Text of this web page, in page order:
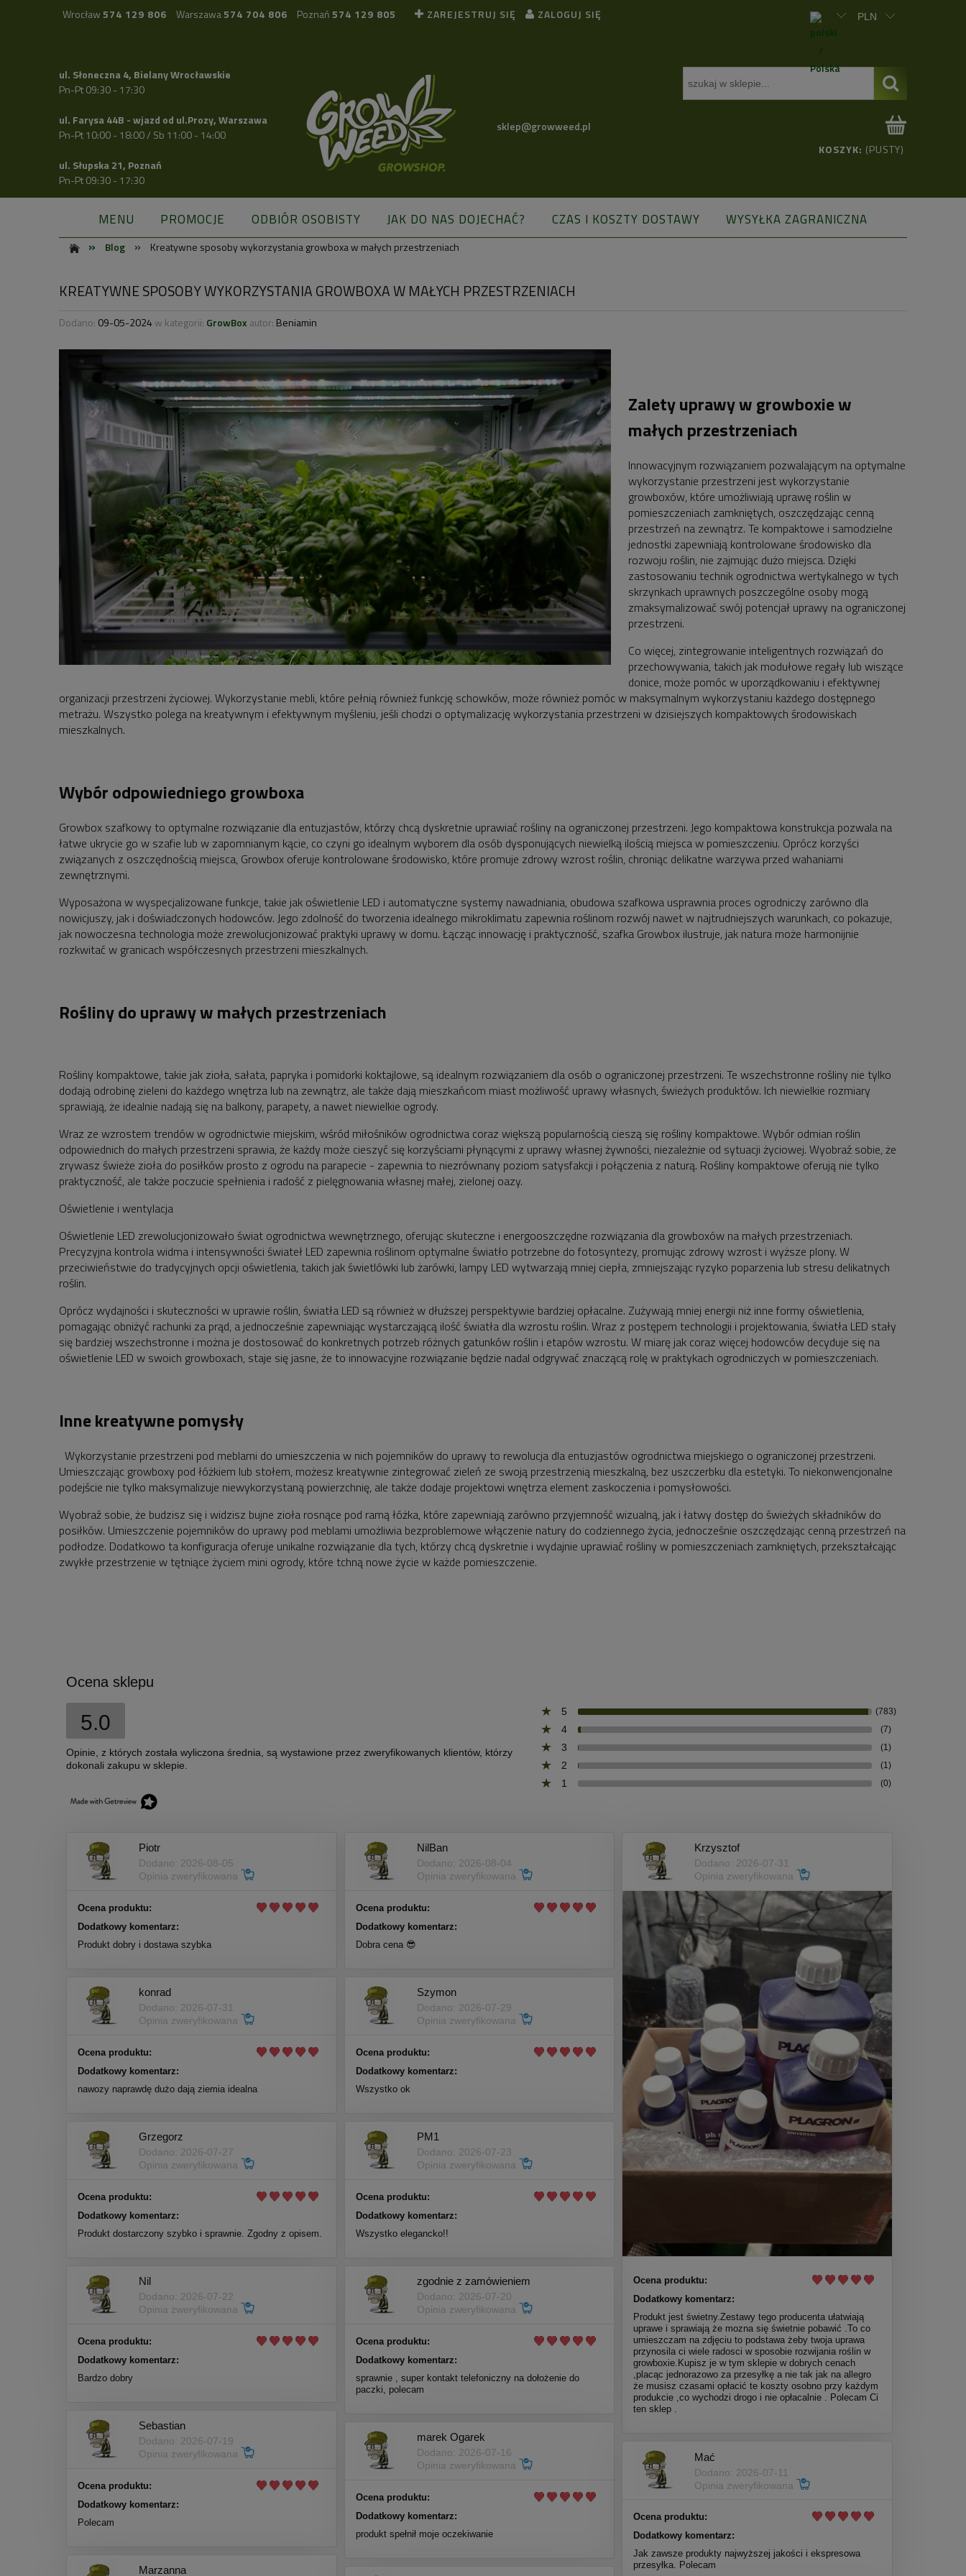
Wrocław 574 129 806 Warszawa574 704 806 Poznań 574 129 805 ZAREJESTRUJ SIĘ ZALOGUJ SIĘ
ul. Słoneczna 4, Bielany Wrocławskie
Pn-Pt 09:30 - 17:30
ul. Farysa 44B - wjazd od ul.Prozy, Warszawa
Pn-Pt 10:00 - 18:00 / Sb 11:00 - 14:00
ul. Słupska 21, Poznań
Pn-Pt 09:30 - 17:30
sklep@growweed.pl
KOSZYK: (PUSTY)
MENU PROMOCJE ODBIÓR OSOBISTY JAK DO NAS DOJECHAĆ? CZAS I KOSZTY DOSTAWY
WYSYŁKA ZAGRANICZNA
» Blog » Kreatywne sposoby wykorzystania growboxa w małych przestrzeniach
KREATYWNE SPOSOBY WYKORZYSTANIA GROWBOXA W MAŁYCH PRZESTRZENIACH
Dodano: 09-05-2024 w kategorii: GrowBox autor: Beniamin
Zalety uprawy w growboxie w
małych przestrzeniach
Innowacyjnym rozwiązaniem pozwalającym na optymalne
wykorzystanie przestrzeni jest wykorzystanie
growboxów, które umożliwiają uprawę roślin w
pomieszczeniach zamkniętych, oszczędzając cenną
przestrzeń na zewnątrz. Te kompaktowe i samodzielne
jednostki zapewniają kontrolowane środowisko dla
rozwoju roślin, nie zajmując dużo miejsca. Dzięki
zastosowaniu technik ogrodnictwa wertykalnego w tych
skrzynkach uprawnych poszczególne osoby mogą
zmaksymalizować swój potencjał uprawy na ograniczonej
przestrzeni.
Co więcej, zintegrowanie inteligentnych rozwiązań do
przechowywania, takich jak modułowe regały lub wiszące
donice, może pomóc w uporządkowaniu i efektywnej
organizacji przestrzeni życiowej. Wykorzystanie mebli, które pełnią również funkcję schowków, może również pomóc w maksymalnym wykorzystaniu każdego dostępnego
metrażu. Wszystko polega na kreatywnym i efektywnym myśleniu, jeśli chodzi o optymalizację wykorzystania przestrzeni w dzisiejszych kompaktowych środowiskach
mieszkalnych.
Wybór odpowiedniego growboxa
Growbox szafkowy to optymalne rozwiązanie dla entuzjastów, którzy chcą dyskretnie uprawiać rośliny na ograniczonej przestrzeni. Jego kompaktowa konstrukcja pozwala na
łatwe ukrycie go w szafie lub w zapomnianym kącie, co czyni go idealnym wyborem dla osób dysponujących niewielką ilością miejsca w pomieszczeniu. Oprócz korzyści
związanych z oszczędnością miejsca, Growbox oferuje kontrolowane środowisko, które promuje zdrowy wzrost roślin, chroniąc delikatne warzywa przed wahaniami
zewnętrznymi.
Wyposażona w wyspecjalizowane funkcje, takie jak oświetlenie LED i automatyczne systemy nawadniania, obudowa szafkowa usprawnia proces ogrodniczy zarówno dla
nowicjuszy, jak i doświadczonych hodowców. Jego zdolność do tworzenia idealnego mikroklimatu zapewnia roślinom rozwój nawet w najtrudniejszych warunkach, co pokazuje,
jak nowoczesna technologia może zrewolucjonizować praktyki uprawy w domu. Łącząc innowację i praktyczność, szafka Growbox ilustruje, jak natura może harmonijnie
rozkwitać w granicach współczesnych przestrzeni mieszkalnych.
Rośliny do uprawy w małych przestrzeniach
Rośliny kompaktowe, takie jak zioła, sałata, papryka i pomidorki koktajlowe, są idealnym rozwiązaniem dla osób o ograniczonej przestrzeni. Te wszechstronne rośliny nie tylko
dodają odrobinę zieleni do każdego wnętrza lub na zewnątrz, ale także dają mieszkańcom miast możliwość uprawy własnych, świeżych produktów. Ich niewielkie rozmiary
sprawiają, że idealnie nadają się na balkony, parapety, a nawet niewielkie ogrody.
Wraz ze wzrostem trendów w ogrodnictwie miejskim, wśród miłośników ogrodnictwa coraz większą popularnością cieszą się rośliny kompaktowe. Wybór odmian roślin
odpowiednich do małych przestrzeni sprawia, że każdy może cieszyć się korzyściami płynącymi z uprawy własnej żywności, niezależnie od sytuacji życiowej. Wyobraź sobie, że
zrywasz świeże zioła do posiłków prosto z ogrodu na parapecie - zapewnia to niezrównany poziom satysfakcji i połączenia z naturą. Rośliny kompaktowe oferują nie tylko
praktyczność, ale także poczucie spełnienia i radość z pielęgnowania własnej małej, zielonej oazy.
Oświetlenie i wentylacja
Oświetlenie LED zrewolucjonizowało świat ogrodnictwa wewnętrznego, oferując skuteczne i energooszczędne rozwiązania dla growboxów na małych przestrzeniach.
Precyzyjna kontrola widma i intensywności świateł LED zapewnia roślinom optymalne światło potrzebne do fotosyntezy, promując zdrowy wzrost i wyższe plony. W
przeciwieństwie do tradycyjnych opcji oświetlenia, takich jak świetlówki lub żarówki, lampy LED wytwarzają mniej ciepła, zmniejszając ryzyko poparzenia lub stresu delikatnych
roślin.
Oprócz wydajności i skuteczności w uprawie roślin, światła LED są również w dłuższej perspektywie bardziej opłacalne. Zużywają mniej energii niż inne formy oświetlenia,
pomagając obniżyć rachunki za prąd, a jednocześnie zapewniając wystarczającą ilość światła dla wzrostu roślin. Wraz z postępem technologii i projektowania, światła LED stały
się bardziej wszechstronne i można je dostosować do konkretnych potrzeb różnych gatunków roślin i etapów wzrostu. W miarę jak coraz więcej hodowców decyduje się na
oświetlenie LED w swoich growboxach, staje się jasne, że to innowacyjne rozwiązanie będzie nadal odgrywać znaczącą rolę w praktykach ogrodniczych w pomieszczeniach.
Inne kreatywne pomysły
Wykorzystanie przestrzeni pod meblami do umieszczenia w nich pojemników do uprawy to rewolucja dla entuzjastów ogrodnictwa miejskiego o ograniczonej przestrzeni.
Umieszczając growboxy pod łóżkiem lub stołem, możesz kreatywnie zintegrować zieleń ze swoją przestrzenią mieszkalną, bez uszczerbku dla estetyki. To niekonwencjonalne
podejście nie tylko maksymalizuje niewykorzystaną powierzchnię, ale także dodaje projektowi wnętrza element zaskoczenia i pomysłowości.
Wyobraź sobie, że budzisz się i widzisz bujne zioła rosnące pod ramą łóżka, które zapewniają zarówno przyjemność wizualną, jak i łatwy dostęp do świeżych składników do
posiłków. Umieszczenie pojemników do uprawy pod meblami umożliwia bezproblemowe włączenie natury do codziennego życia, jednocześnie oszczędzając cenną przestrzeń na
podłodze. Dodatkowo ta konfiguracja oferuje unikalne rozwiązanie dla tych, którzy chcą dyskretnie i wydajnie uprawiać rośliny w pomieszczeniach zamkniętych, przekształcając
zwykłe przestrzenie w tętniące życiem mini ogrody, które tchną nowe życie w każde pomieszczenie.
Ocena sklepu
5.0
Opinie, z których została wyliczona średnia, są wystawione przez zweryfikowanych klientów, którzy
dokonali zakupu w sklepie.
5 (783)
4 (7)
3 (1)
2 (1)
1 (0)
Piotr
Dodano: 2026-08-05
Opinia zweryfikowana
Ocena produktu:
Dodatkowy komentarz:
Produkt dobry i dostawa szybka
NilBan
Dodano: 2026-08-04
Opinia zweryfikowana
Ocena produktu:
Dodatkowy komentarz:
Dobra cena 😎
Krzysztof
Dodano: 2026-07-31
Opinia zweryfikowana
Ocena produktu:
Dodatkowy komentarz:
Produkt jest świetny.Zestawy tego producenta ułatwiają
uprawe i sprawiają że mozna się świetnie pobawić .To co
umieszczam na zdjęciu to podstawa żeby twoja uprawa
przynosila ci wiele radosci w sposobie rozwijania roślin w
growboxie.Kupisz je w tym sklepie w dobrych cenach
,placąc jednorazowo za przesyłkę a nie tak jak na allegro
że musisz czasami opłacić te koszty osobno przy każdym
produkcie ,co wychodzi drogo i nie opłacalnie . Polecam Ci
ten sklep .
konrad
Dodano: 2026-07-31
Opinia zweryfikowana
Ocena produktu:
Dodatkowy komentarz:
nawozy naprawdę dużo dają ziemia idealna
Szymon
Dodano: 2026-07-29
Opinia zweryfikowana
Ocena produktu:
Dodatkowy komentarz:
Wszystko ok
Grzegorz
Dodano: 2026-07-27
Opinia zweryfikowana
Ocena produktu:
Dodatkowy komentarz:
Produkt dostarczony szybko i sprawnie. Zgodny z opisem.
PM1
Dodano: 2026-07-23
Opinia zweryfikowana
Ocena produktu:
Dodatkowy komentarz:
Wszystko elegancko!!
Nil
Dodano: 2026-07-22
Opinia zweryfikowana
Ocena produktu:
Dodatkowy komentarz:
Bardzo dobry
zgodnie z zamówieniem
Dodano: 2026-07-20
Opinia zweryfikowana
Ocena produktu:
Dodatkowy komentarz:
sprawnie , super kontakt telefoniczny na dołożenie do
paczki, polecam
Sebastian
Dodano: 2026-07-19
Opinia zweryfikowana
Ocena produktu:
Dodatkowy komentarz:
Polecam
marek Ogarek
Dodano: 2026-07-16
Opinia zweryfikowana
Ocena produktu:
Dodatkowy komentarz:
produkt spełnił moje oczekiwanie
Mać
Dodano: 2026-07-11
Opinia zweryfikowana
Ocena produktu:
Dodatkowy komentarz:
Jak zawsze produkty najwyższej jakości i ekspresowa
przesyłka. Polecam
Marzanna